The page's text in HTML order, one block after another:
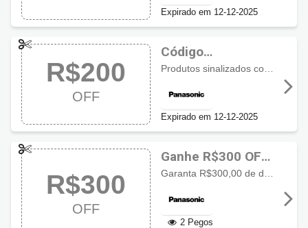
Expirado em 12-12-2025
R$200
OFF
Código
promocional
R$200 OFF
Expirado em 12-12-2025
R$300
OFF
Ganhe R$300 OFF
usando cupom
2 Pegos